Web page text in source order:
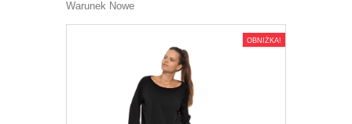
Warunek Nowe
OBNIŻKA!